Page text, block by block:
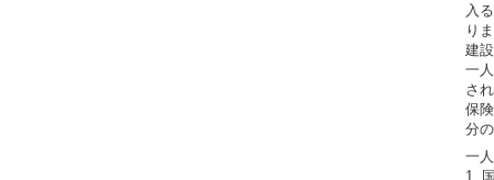
入
り
建
一
さ
保
分
一
1.